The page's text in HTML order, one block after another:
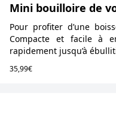
Mini bouilloire de
Pour profiter d’une
Compacte et facile à
rapidement jusqu’à
35,99€